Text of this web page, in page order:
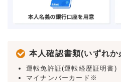
本人確認書類(いずれか
運転免許証(運転経歴証明書)
マイナンバーカード※